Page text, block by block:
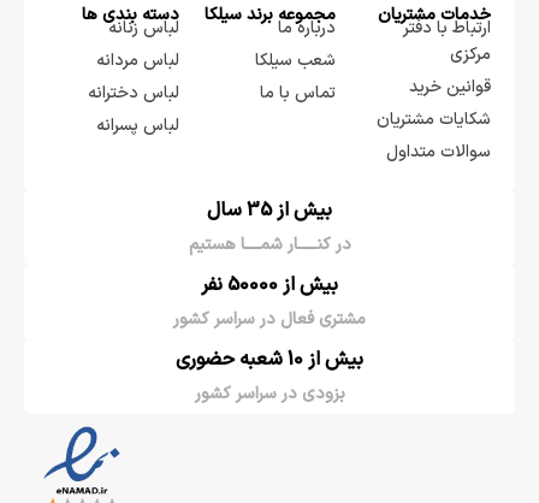
خدمات مشتریان
ارتباط با دفتر
مرکزی
قوانین خرید
شکایات مشتریان
سوالات متداول
مجموعه برند سيلكا
درباره ما
شعب سیلکا
تماس با ما
دسته بندی ها
لباس زنانه
لباس مردانه
لباس دخترانه
لباس پسرانه
بیش از 35 سال
در کنـــــار شمــــا هستیم
بیش از 50000 نفر
مشتری فعال در سراسر کشور
بیش از 10 شعبه حضوری
بزودی در سراسر کشور